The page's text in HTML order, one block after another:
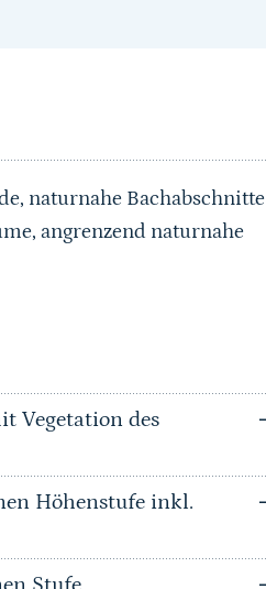
naturnahe Bachabschnitte
angrenzend naturnahe
Vegetation des
Höhenstufe inkl.